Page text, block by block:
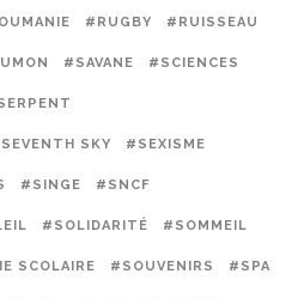
#RUGBY #RUISSEAU
#SAVANE #SCIENCES
SKY #SEXISME
#SINGE #SNCF
#SOLIDARITÉ #SOMMEIL
SCOLAIRE #SOUVENIRS #SPA